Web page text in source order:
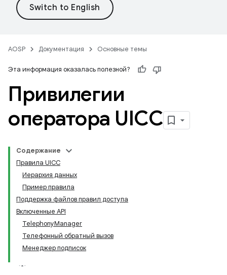
AOSP Документация Основные темы
Эта информация оказалась полезной?
Привилегии
оператора UICC
Содержание
Правила UICC
Иерархия данных
Пример правила
Поддержка файлов правил доступа
Включенные API
TelephonyManager
Телефонный обратный вызов
Менеджер подписок